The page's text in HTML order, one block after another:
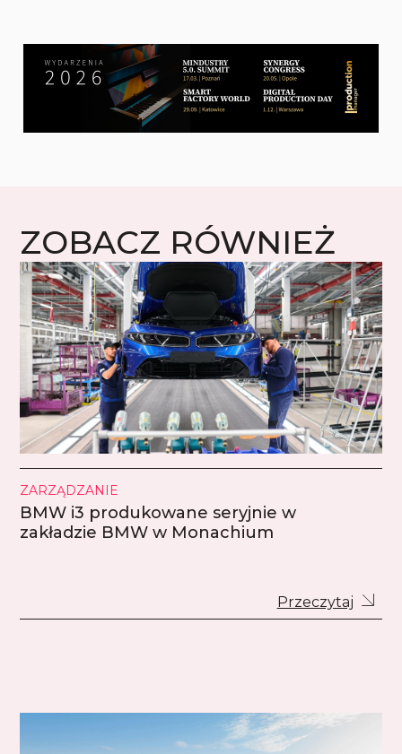
ZOBACZ RÓWNIEŻ
ZARZĄDZANIE
BMW i3 produkowane seryjnie w
zakładzie BMW w Monachium
Przeczytaj